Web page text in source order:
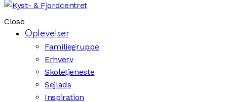
Close
Oplevelser
Familiegruppe
Erhverv
Skoletjeneste
Sejlads
Inspiration